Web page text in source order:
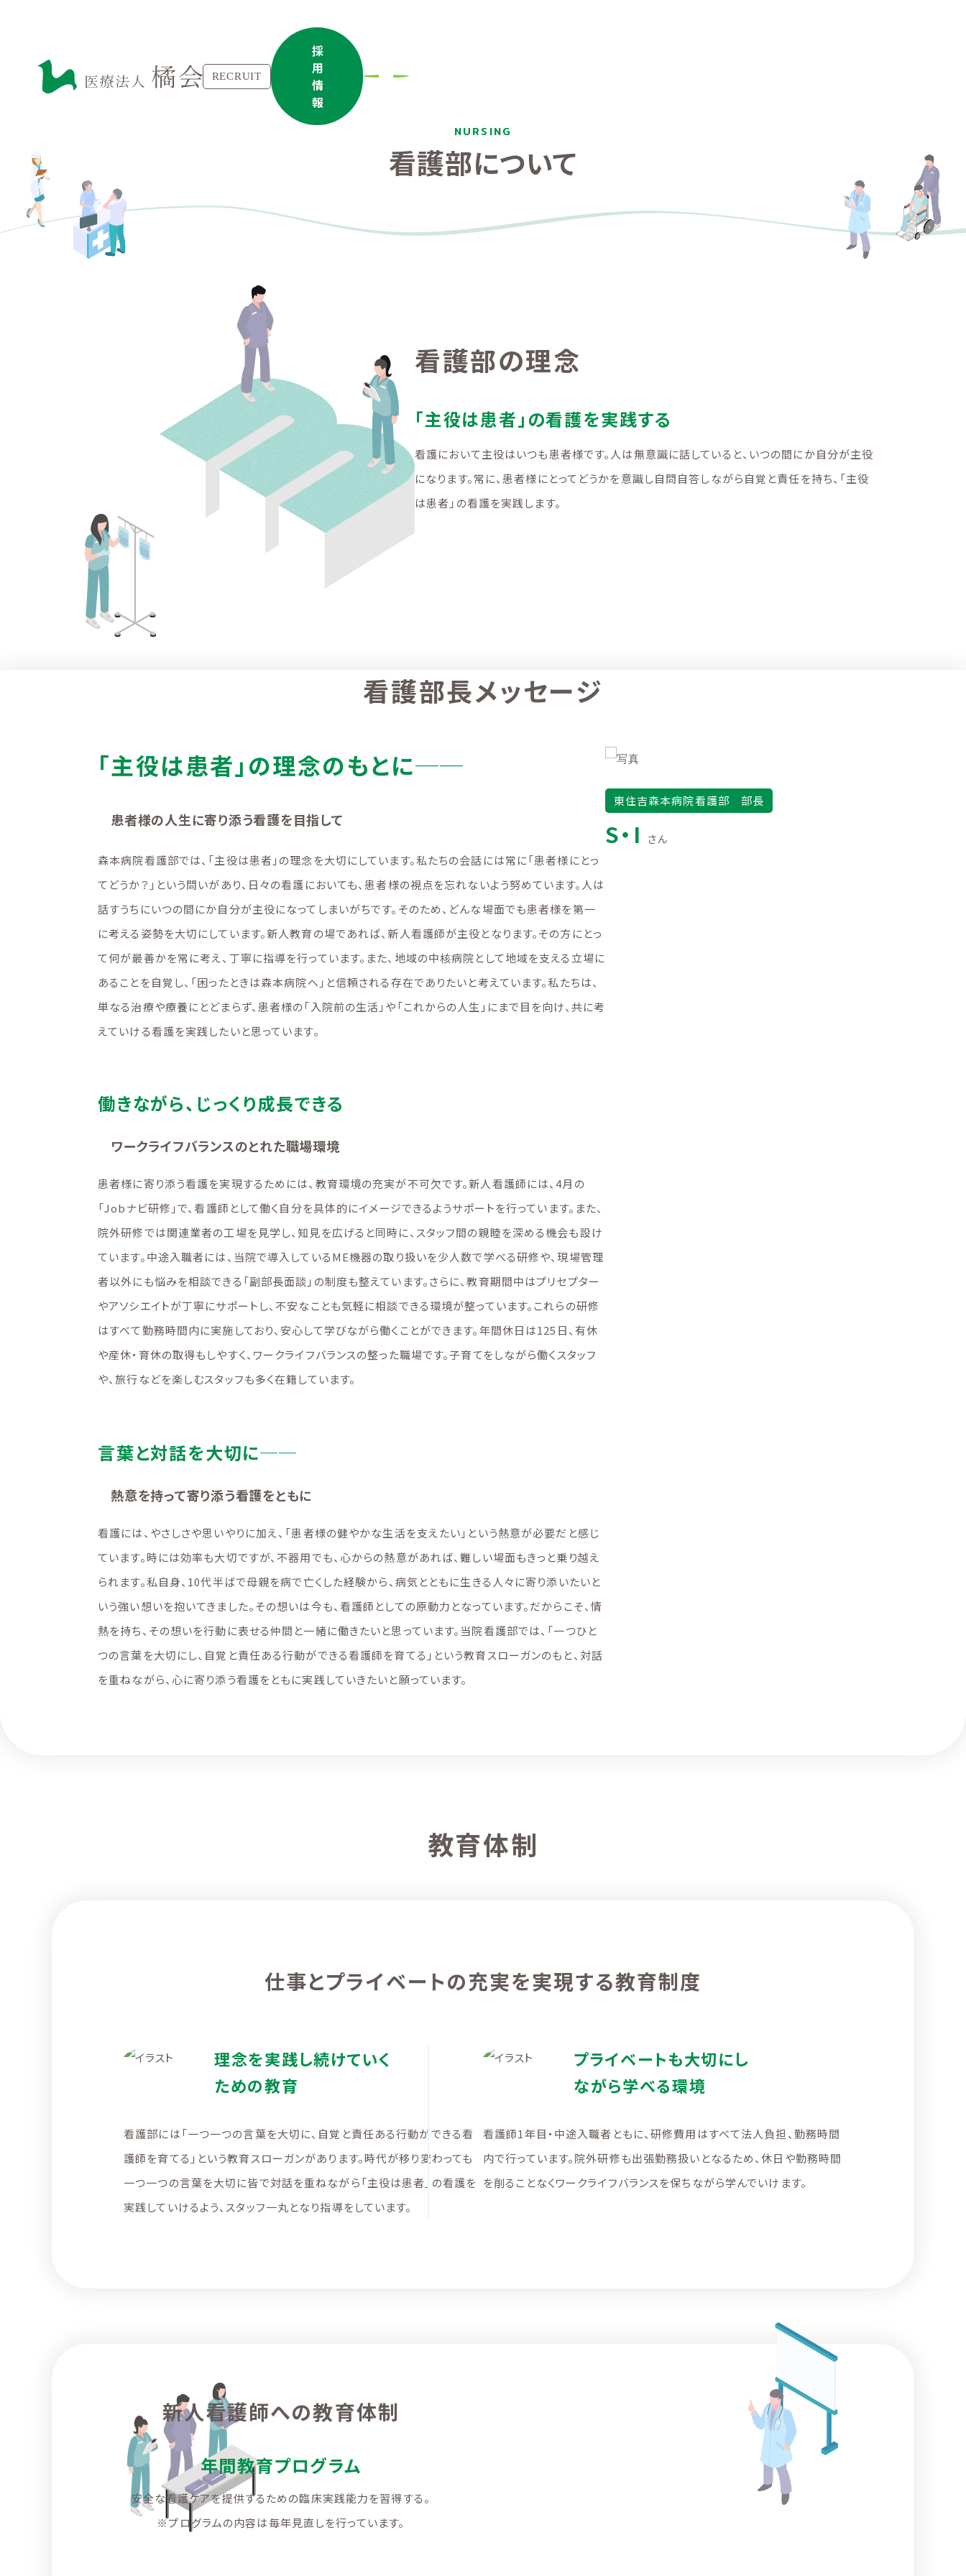
RECRUIT
採
用
情
報
NURSING
看護部について
看護部の理念
「主役は患者」の看護を実践する
看護において主役はいつも患者様です。人は無意識に話していると、いつの間にか自分が主役
になります。常に、患者様にとってどうかを意識し自問自答しながら自覚と責任を持ち、「主役
は患者」の看護を実践します。
看護部長メッセージ
「主役は患者」の理念のもとに──
患者様の人生に寄り添う看護を目指して
森本病院看護部では、「主役は患者」の理念を大切にしています。私たちの会話には常に「患者様にとっ
てどうか？」という問いがあり、日々の看護においても、患者様の視点を忘れないよう努めています。人は
話すうちにいつの間にか自分が主役になってしまいがちです。そのため、どんな場面でも患者様を第一
に考える姿勢を大切にしています。新人教育の場であれば、新人看護師が主役となります。その方にとっ
て何が最善かを常に考え、丁寧に指導を行っています。また、地域の中核病院として地域を支える立場に
あることを自覚し、「困ったときは森本病院へ」と信頼される存在でありたいと考えています。私たちは、
単なる治療や療養にとどまらず、患者様の「入院前の生活」や「これからの人生」にまで目を向け、共に考
えていける看護を実践したいと思っています。
働きながら、じっくり成長できる
ワークライフバランスのとれた職場環境
患者様に寄り添う看護を実現するためには、教育環境の充実が不可欠です。新人看護師には、4月の
「Jobナビ研修」で、看護師として働く自分を具体的にイメージできるようサポートを行っています。また、
院外研修では関連業者の工場を見学し、知見を広げると同時に、スタッフ間の親睦を深める機会も設け
ています。中途入職者には、当院で導入しているME機器の取り扱いを少人数で学べる研修や、現場管理
者以外にも悩みを相談できる「副部長面談」の制度も整えています。さらに、教育期間中はプリセプター
やアソシエイトが丁寧にサポートし、不安なことも気軽に相談できる環境が整っています。これらの研修
はすべて勤務時間内に実施しており、安心して学びながら働くことができます。年間休日は125日、有休
や産休・育休の取得もしやすく、ワークライフバランスの整った職場です。子育てをしながら働くスタッフ
や、旅行などを楽しむスタッフも多く在籍しています。
言葉と対話を大切に──
熱意を持って寄り添う看護をともに
看護には、やさしさや思いやりに加え、「患者様の健やかな生活を支えたい」という熱意が必要だと感じ
ています。時には効率も大切ですが、不器用でも、心からの熱意があれば、難しい場面もきっと乗り越え
られます。私自身、10代半ばで母親を病で亡くした経験から、病気とともに生きる人々に寄り添いたいと
いう強い想いを抱いてきました。その想いは今も、看護師としての原動力となっています。だからこそ、情
熱を持ち、その想いを行動に表せる仲間と一緒に働きたいと思っています。当院看護部では、「一つひと
つの言葉を大切にし、自覚と責任ある行動ができる看護師を育てる」という教育スローガンのもと、対話
を重ねながら、心に寄り添う看護をともに実践していきたいと願っています。
東住吉森本病院看護部 部長
S・I さん
教育体制
仕事とプライベートの充実を実現する教育制度
理念を実践し続けていく
ための教育
看護部には「一つ一つの言葉を大切に、自覚と責任ある行動ができる看
護師を育てる」という教育スローガンがあります。時代が移り変わっても
一つ一つの言葉を大切に皆で対話を重ねながら「主役は患者」の看護を
実践していけるよう、スタッフ一丸となり指導をしています。
プライベートも大切にし
ながら学べる環境
看護師1年目・中途入職者ともに、研修費用はすべて法人負担、勤務時間
内で行っています。院外研修も出張勤務扱いとなるため、休日や勤務時間
を削ることなくワークライフバランスを保ちながら学んでいけます。
新人看護師への教育体制
年間教育プログラム
安全な看護ケアを提供するための臨床実践能力を習得する。
※プログラムの内容は毎年見直しを行っています。